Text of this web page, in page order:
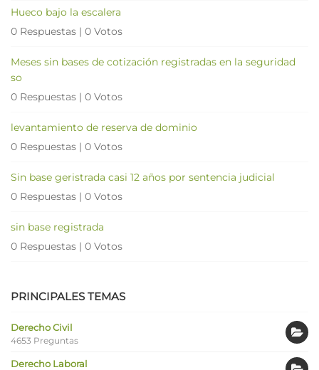
Hueco bajo la escalera
0 Respuestas | 0 Votos
Meses sin bases de cotización registradas en la seguridad
so
0 Respuestas | 0 Votos
levantamiento de reserva de dominio
0 Respuestas | 0 Votos
Sin base geristrada casi 12 años por sentencia judicial
0 Respuestas | 0 Votos
sin base registrada
0 Respuestas | 0 Votos
PRINCIPALES TEMAS
Derecho Civil
4653 Preguntas
Derecho Laboral